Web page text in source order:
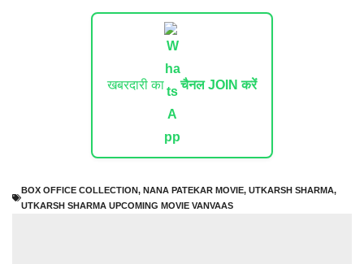
खबरदारी का चैनल JOIN करें
BOX OFFICE COLLECTION, NANA PATEKAR MOVIE, UTKARSH SHARMA,
UTKARSH SHARMA UPCOMING MOVIE VANVAAS